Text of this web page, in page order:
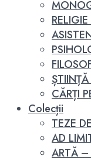
CĂRȚI
Colecții
TEZE
AD
ARTĂ –